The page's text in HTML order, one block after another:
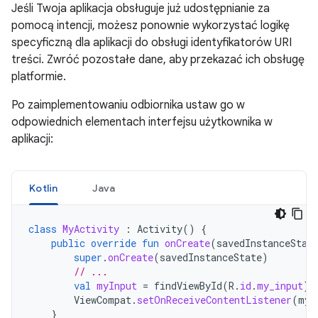
Jeśli Twoja aplikacja obsługuje już udostępnianie za
pomocą intencji, możesz ponownie wykorzystać logikę
specyficzną dla aplikacji do obsługi identyfikatorów URI
treści. Zwróć pozostałe dane, aby przekazać ich obsługę
platformie.
Po zaimplementowaniu odbiornika ustaw go w
odpowiednich elementach interfejsu użytkownika w
aplikacji:
Kotlin Java
class MyActivity : Activity()
{
public override fun onCreate(savedInstanceState
super .onCreate(savedInstanceState)
// ...
val myInput = findViewById(R . id .my_input)
ViewCompat. setOnReceiveContentListener(
}